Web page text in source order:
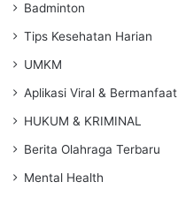
Badminton
Tips Kesehatan Harian
UMKM
Aplikasi Viral & Bermanfaat
HUKUM & KRIMINAL
Berita Olahraga Terbaru
Mental Health